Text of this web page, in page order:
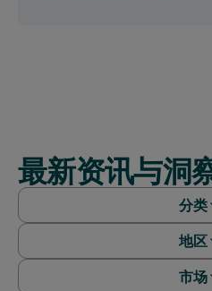
最新资讯与洞
分类
地区
市场